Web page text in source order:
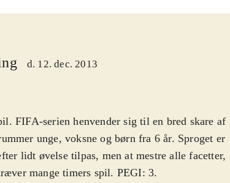
d. 12. dec. 2013
FIFA-serien henvender sig til en bred skare af
unge, voksne og børn fra 6 år. Sproget er
lidt øvelse tilpas, men at mestre alle facetter,
mange timers spil. PEGI: 3.